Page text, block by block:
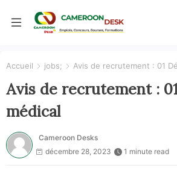
Accueil jobs; Avis de recrutement : 01
Avis de recrutement :
médical
Cameroon Desks
décembre 28, 2023
1 minute read